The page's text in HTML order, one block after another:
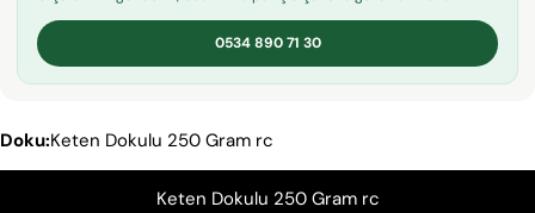
0534 890 71 30
Doku:Keten Dokulu 250 Gram rc
Keten Dokulu 250 Gram rc
SORU GÖNDER